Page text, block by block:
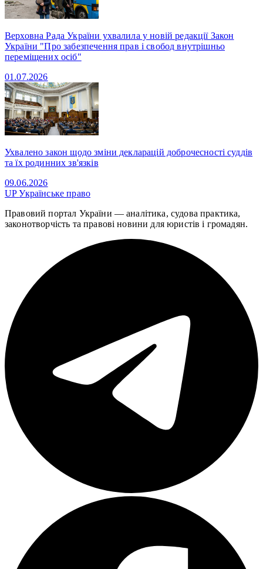
Верховна Рада України ухвалила у новій редакції Закон
України "Про забезпечення прав і свобод внутрішньо
переміщених осіб"
01.07.2026
Ухвалено закон щодо зміни декларацій доброчесності суддів
та їх родинних зв'язків
09.06.2026
UPУкраїнське право
Правовий портал України — аналітика, судова практика,
законотворчість та правові новини для юристів і громадян.